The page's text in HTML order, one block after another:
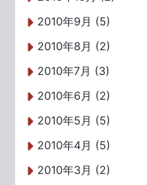
2010年9月 (5)
2010年8月 (2)
2010年7月 (3)
2010年6月 (2)
2010年5月 (5)
2010年4月 (5)
2010年3月 (2)